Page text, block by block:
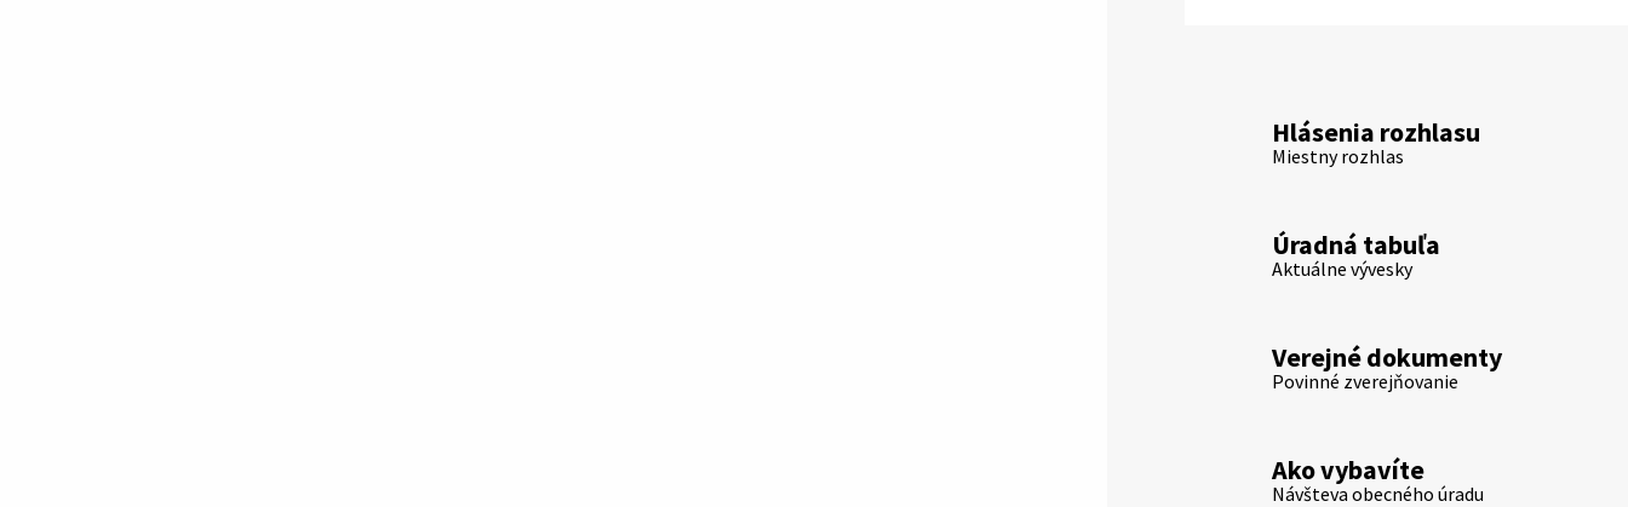
Hlásenia rozhlasu
Miestny rozhlas
Úradná tabuľa
Aktuálne vývesky
Verejné dokumenty
Povinné zverejňovanie
Ako vybavíte
Návšteva obecného úradu